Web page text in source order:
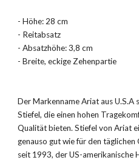
- Höhe: 28 cm
- Reitabsatz
- Absatzhöhe: 3,8 cm
- Breite, eckige Zehenpartie
Der Markenname Ariat aus
Stiefel, die einen hohen
Qualität bieten. Stiefel von Ariat
genauso gut wie für den
seit 1993, der US-amerikanische